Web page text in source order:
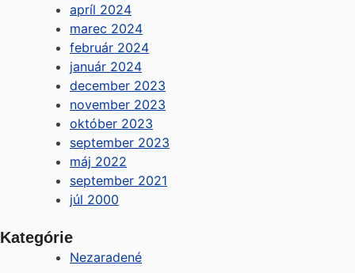
apríl 2024
marec 2024
február 2024
január 2024
december 2023
november 2023
október 2023
september 2023
máj 2022
september 2021
júl 2000
Kategórie
Nezaradené